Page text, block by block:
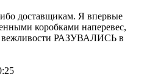
доставщикам. Я впервые
коробками наперевес,
вежливости РАЗУВАЛИСЬ в